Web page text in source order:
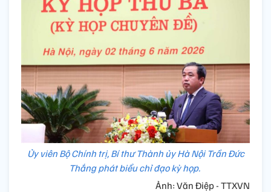
Ủy viên Bộ Chính trị, Bí thư Thành ủy Hà Nội Trần Đức
Thắng phát biểu chỉ đạo kỳ họp.
Ảnh: Văn Điệp - TTXVN